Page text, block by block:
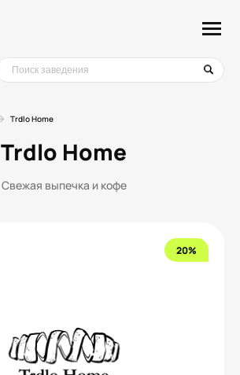
Trdlo Home
Trdlo Home
Свежая выпечка и кофе
20%